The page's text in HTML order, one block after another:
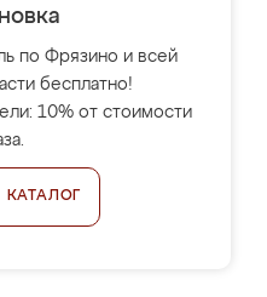
по Фрязино и всей
бесплатно!
10% от стоимости
КАТАЛОГ